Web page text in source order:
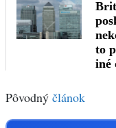
Pôvodný článok